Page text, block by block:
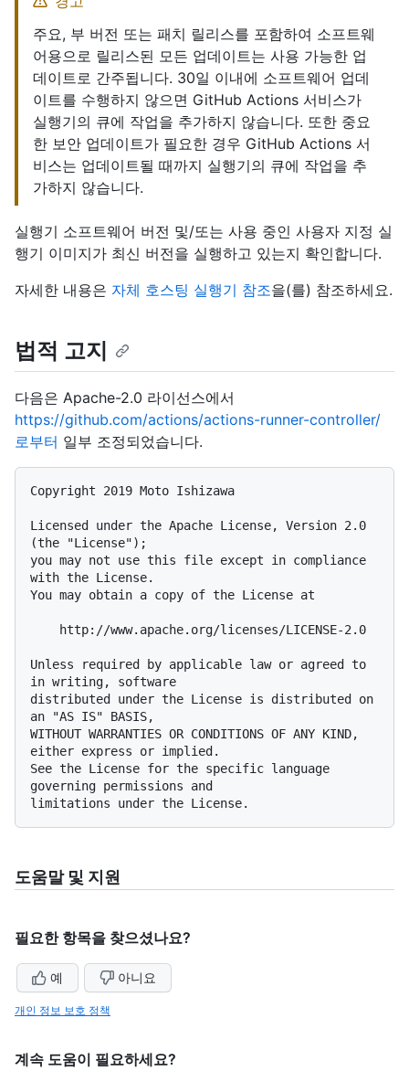
주요, 부 버전 또는 패치 릴리스를 포함하여 소프트웨
어용으로 릴리스된 모든 업데이트는 사용 가능한 업
데이트로 간주됩니다. 30일 이내에 소프트웨어 업데
이트를 수행하지 않으면 GitHub Actions 서비스가
실행기의 큐에 작업을 추가하지 않습니다. 또한 중요
한 보안 업데이트가 필요한 경우 GitHub Actions 서
비스는 업데이트될 때까지 실행기의 큐에 작업을 추
가하지 않습니다.
실행기 소프트웨어 버전 및/또는 사용 중인 사용자 지정 실
행기 이미지가 최신 버전을 실행하고 있는지 확인합니다.
자세한 내용은 자체 호스팅 실행기 참조을(를) 참조하세요.
법적 고지
다음은 Apache-2.0 라이선스에서
https://github.com/actions/actions-runner-controller/
로부터 일부 조정되었습니다.
Copyright 2019 Moto Ishizawa
Licensed under the Apache License, Version 2.0
(the "License");
you may not use this file except in compliance
with the License.
You may obtain a copy of the License at
Unless required by applicable law or agreed to
in writing, software
distributed under the License is distributed on
an "AS IS" BASIS,
WITHOUT WARRANTIES OR CONDITIONS OF ANY KIND,
either express or implied.
See the License for the specific language
governing permissions and
도움말 및 지원
필요한 항목을 찾으셨나요?
예 아니요
개인 정보 보호 정책
계속 도움이 필요하세요?